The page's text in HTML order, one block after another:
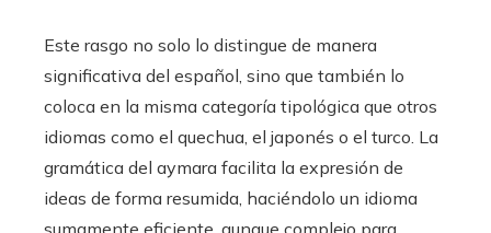
Este rasgo no solo lo distingue de manera
significativa del español, sino que también lo
coloca en la misma categoría tipológica que otros
idiomas como el quechua, el japonés o el turco. La
gramática del aymara facilita la expresión de
ideas de forma resumida, haciéndolo un idioma
sumamente eficiente, aunque complejo para